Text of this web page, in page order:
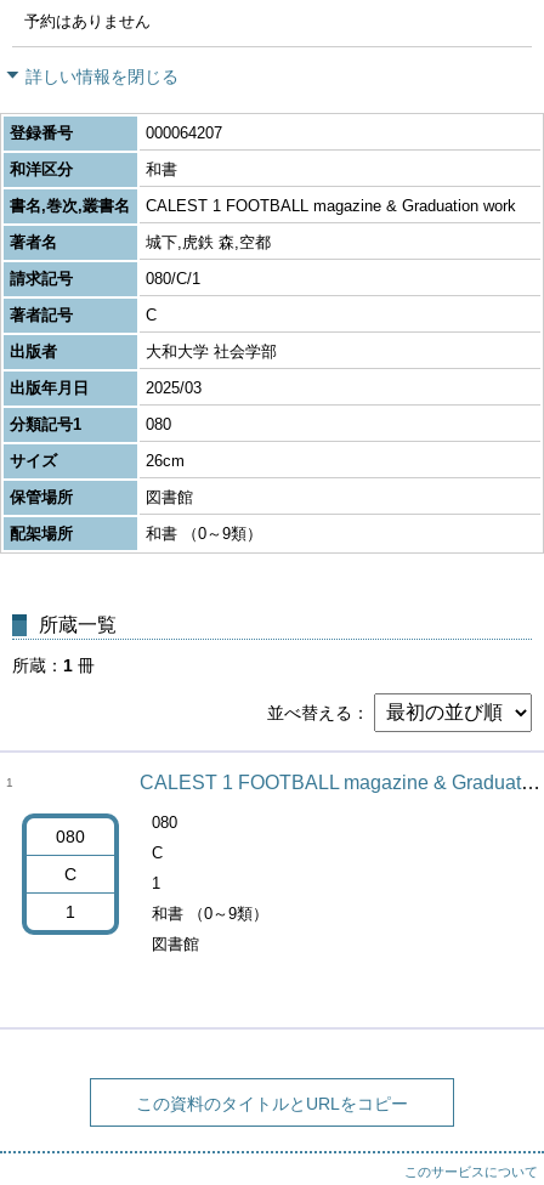
予約はありません
詳しい情報を閉じる
登録番号
000064207
和洋区分
和書
書名,巻次,叢書名
CALEST 1 FOOTBALL magazine & Graduation work
著者名
城下,虎鉄 森,空都
請求記号
080/C/1
著者記号
C
出版者
大和大学 社会学部
出版年月日
2025/03
分類記号1
080
サイズ
26cm
保管場所
図書館
配架場所
和書 （0～9類）
所蔵一覧
所蔵 1 冊
並べ替える
1
080
C
1
CALEST 1 FOOTBALL magazine & Graduation work
080
C
1
和書 （0～9類）
図書館
この資料のタイトルとURLをコピー
このサービスについて